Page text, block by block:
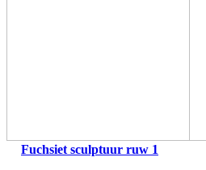
Fuchsiet sculptuur ruw 1